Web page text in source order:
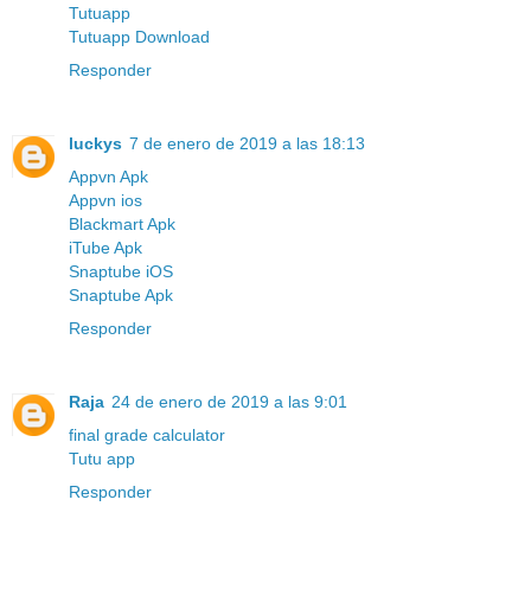
Tutuapp
Tutuapp Download
Responder
luckys 7 de enero de 2019 a las 18:13
Appvn Apk
Appvn ios
Blackmart Apk
iTube Apk
Snaptube iOS
Snaptube Apk
Responder
Raja 24 de enero de 2019 a las 9:01
final grade calculator
Tutu app
Responder